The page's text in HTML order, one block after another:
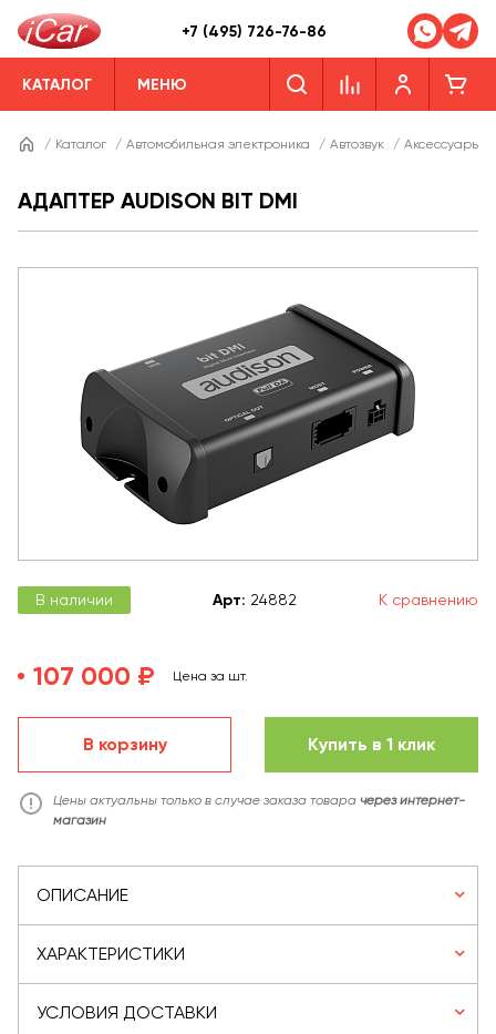
+7 (495) 726-76-86
КАТАЛОГ МЕНЮ
/ Каталог / Автомобильная электроника / Автозвук / Аксессуары
АДАПТЕР AUDISON BIT DMI
В наличии Арт: 24882 К сравнению
107 000 ₽ Цена за шт.
В корзину Купить в 1 клик
Цены актуальны только в случае заказа товара через интернет-
магазин
ОПИСАНИЕ
ХАРАКТЕРИСТИКИ
УСЛОВИЯ ДОСТАВКИ